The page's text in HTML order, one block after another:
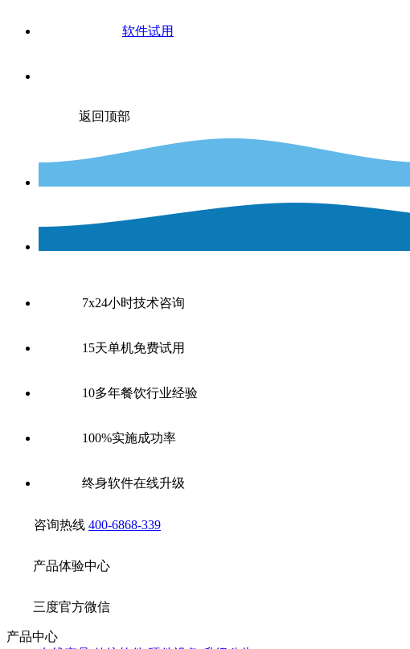
软件试用
返回顶部
7x24小时技术咨询
15天单机免费试用
10多年餐饮行业经验
100%实施成功率
终身软件在线升级
咨询热线 400-6868-339
产品体验中心
三度官方微信
产品中心